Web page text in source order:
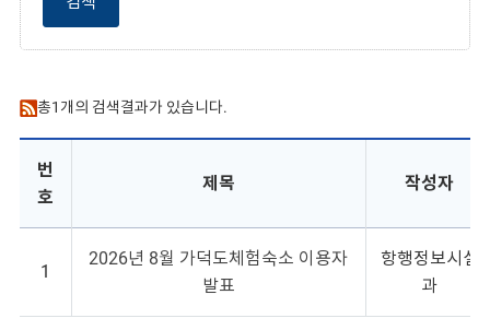
총1 개의 검색결과가 있습니다.
번
호
제목 작성자
1
2026년 8월 가덕도체험숙소 이용자
발표
항행정보시설
과